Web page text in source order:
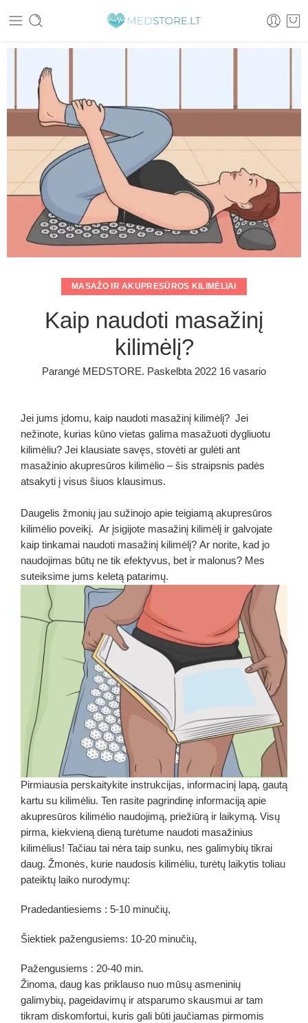
MASAŽO IR AKUPRESŪROS KILIMĖLIAI
Kaip naudoti masažinį
kilimėlį?
Parangė MEDSTORE. Paskelbta 2022 16 vasario
Jei jums įdomu, kaip naudoti masažinį kilimėlį? Jei
nežinote, kurias kūno vietas galima masažuoti dygliuotu
kilimėliu? Jei klausiate savęs, stovėti ar gulėti ant
masažinio akupresūros kilimėlio – šis straipsnis padės
atsakyti į visus šiuos klausimus.
Daugelis žmonių jau sužinojo apie teigiamą akupresūros
kilimėlio poveikį. Ar įsigijote masažinį kilimėlį ir galvojate
kaip tinkamai naudoti masažinį kilimėlį? Ar norite, kad jo
naudojimas būtų ne tik efektyvus, bet ir malonus? Mes
suteiksime jums keletą patarimų.
Pirmiausia perskaitykite instrukcijas, informacinį lapą, gautą
kartu su kilimėliu. Ten rasite pagrindinę informaciją apie
akupresūros kilimėlio naudojimą, priežiūrą ir laikymą. Visų
pirma, kiekvieną dieną turėtume naudoti masažinius
kilimėlius! Tačiau tai nėra taip sunku, nes galimybių tikrai
daug. Žmonės, kurie naudosis kilimėliu, turėtų laikytis toliau
pateiktų laiko nurodymų:
Pradedantiesiems : 5-10 minučių,
Šiektiek pažengusiems: 10-20 minučių,
Pažengusiems : 20-40 min.
Žinoma, daug kas priklauso nuo mūsų asmeninių
galimybių, pageidavimų ir atsparumo skausmui ar tam
tikram diskomfortui, kuris gali būti jaučiamas pirmomis